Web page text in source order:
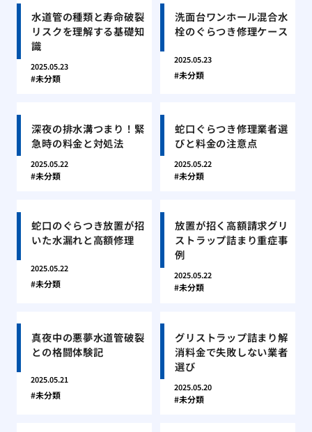
水道管の種類と寿命破裂
リスクを理解する基礎知
識
2025.05.23
未分類
洗面台ワンホール混合水
栓のぐらつき修理ケース
2025.05.23
未分類
深夜の排水溝つまり！緊
急時の料金と対処法
2025.05.22
未分類
蛇口ぐらつき修理業者選
びと料金の注意点
2025.05.22
未分類
蛇口のぐらつき放置が招
いた水漏れと高額修理
2025.05.22
未分類
放置が招く高額請求グリ
ストラップ詰まり重症事
例
2025.05.22
未分類
真夜中の悪夢水道管破裂
との格闘体験記
2025.05.21
未分類
グリストラップ詰まり解
消料金で失敗しない業者
選び
2025.05.20
未分類